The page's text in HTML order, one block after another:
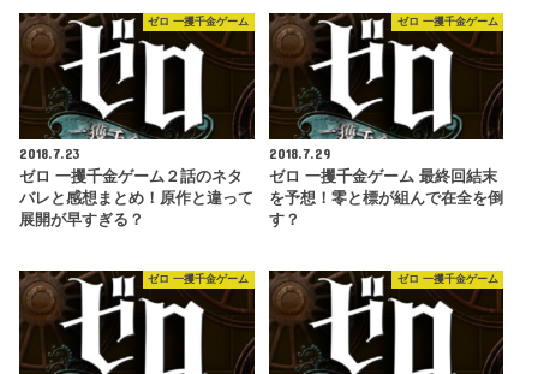
ゼロ 一攫千金ゲーム
2018.7.23
ゼロ 一攫千金ゲーム２話のネタ
バレと感想まとめ！原作と違って
展開が早すぎる？
ゼロ 一攫千金ゲーム
2018.7.29
ゼロ 一攫千金ゲーム 最終回結末
を予想！零と標が組んで在全を倒
す？
ゼロ 一攫千金ゲーム ゼロ 一攫千金ゲーム